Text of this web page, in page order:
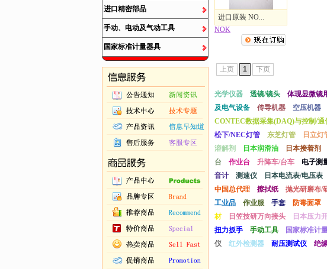
进口精密部品
手动、电动及气动工具
国家标准计量器具
进口原装 NO...
NOK
上页 1 下页
光学仪器 透镜/镜头 体现显微镜
及电气设备
传导机器 空压机器
CONTEC数据采集(DAQ)与控制/通
松下/NEC灯管
东芝灯管 日立灯
溶解剂
日本润滑油 日本接着剂
台
作业台 升降车/台车 电子测
音计
测速仪 日本电流表/电压表
中国总代理
擦拭纸 抛光研磨布/
工业品
作业服 手套 防毒面罩
材
日笠技研万向接头 日本压力
扭力扳手
手动工具 国家标准计
仪
红外检测器 耐压测试仪 绝